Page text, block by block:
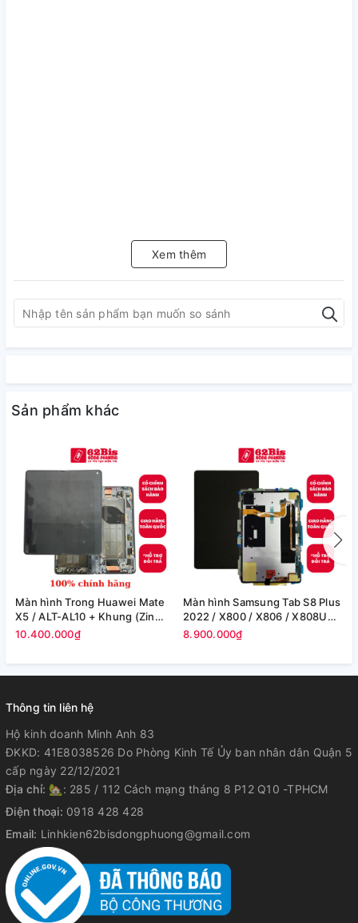
Xem thêm
Sản phẩm khác
Màn hình Trong Huawei Mate
X5 / ALT-AL10 + Khung (Zin
Máy)
10.400.000₫
Màn hình Samsung Tab S8 Plus
2022 / X800 / X806 / X808U
(12.4in) -(Zin)
8.900.000₫
Thông tin liên hệ
Hộ kinh doanh Minh Anh 83
ĐKKD: 41E8038526 Do Phòng Kinh Tế Ủy ban nhân dân Quận 5
cấp ngày 22/12/2021
Địa chỉ: 🏡: 285 / 112 Cách mạng tháng 8 P12 Q10 -TPHCM
Điện thoại: 0918 428 428
Email: Linhkien62bisdongphuong@gmail.com